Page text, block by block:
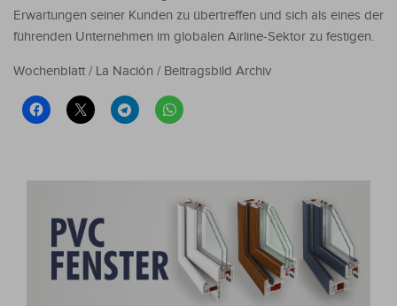
Erwartungen seiner Kunden zu übertreffen und sich als eines der
führenden Unternehmen im globalen Airline-Sektor zu festigen.
Wochenblatt / La Nación / Beitragsbild Archiv